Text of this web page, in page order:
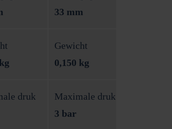
33 mm
Gewicht
0,150 kg
druk
Maximale druk
3 bar